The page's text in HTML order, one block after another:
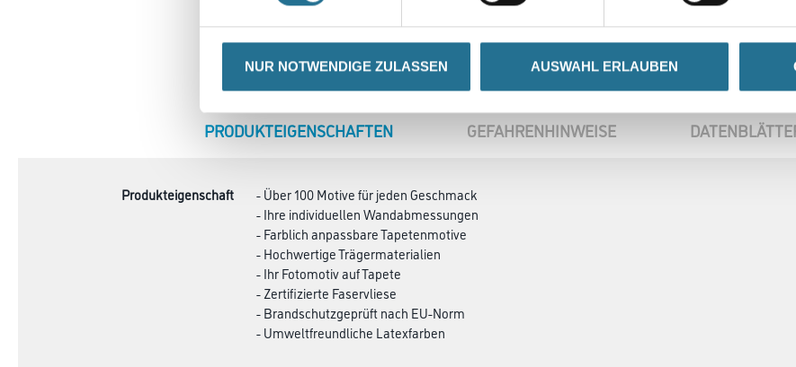
NUR NOTWENDIGE ZULASSEN AUSWAHL ERLAUBEN
CURRENT
PRODUKTEIGENSCHAFTEN GEFAHRENHINWEISE
Produkteigenschaft
- Über 100 Motive für jeden Geschmack
- Ihre individuellen Wandabmessungen
- Farblich anpassbare Tapetenmotive
- Hochwertige Trägermaterialien
- Ihr Fotomotiv auf Tapete
- Zertifizierte Faservliese
- Brandschutzgeprüft nach EU-Norm
- Umweltfreundliche Latexfarben